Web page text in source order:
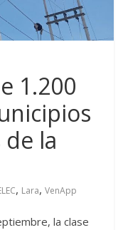
1.200
la
, Lara,VenApp
la clase